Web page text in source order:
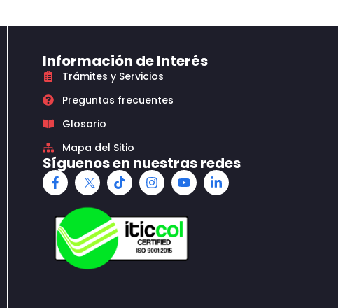
Información de Interés
Trámites y Servicios
Preguntas frecuentes
Glosario
Mapa del Sitio
Síguenos en nuestras redes